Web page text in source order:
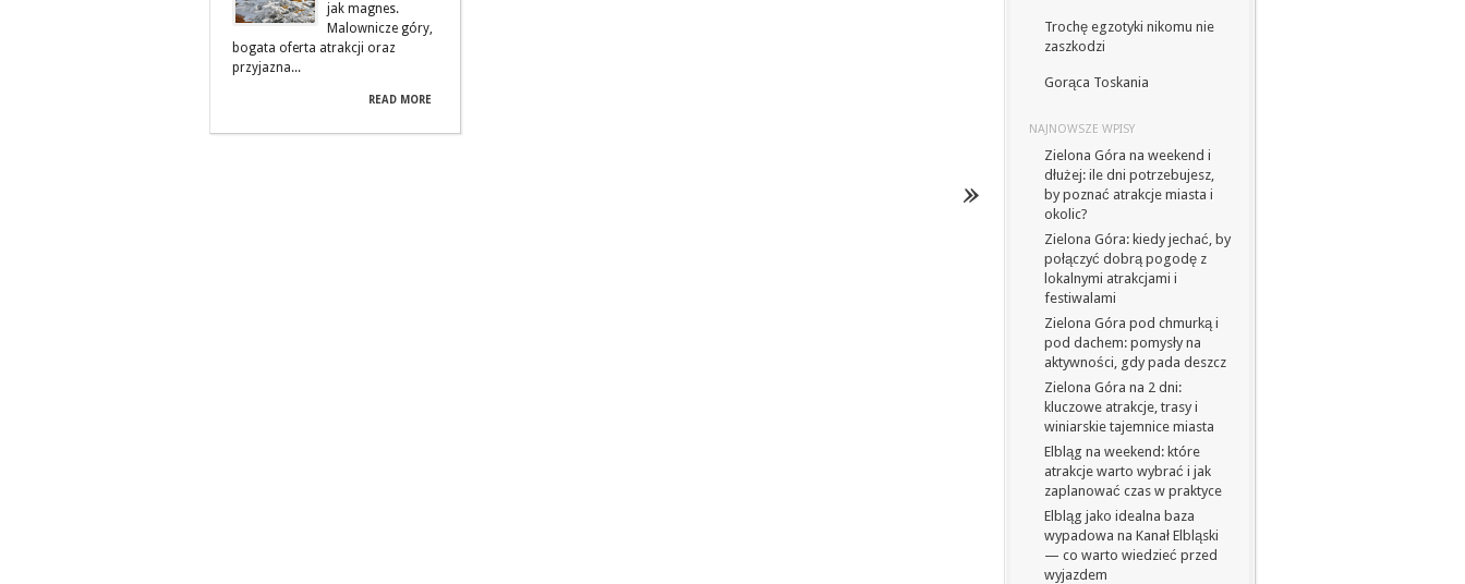
jak magnes.
Malownicze góry,
bogata oferta atrakcji oraz
przyjazna...
READ MORE
Trochę egzotyki nikomu nie
zaszkodzi
Gorąca Toskania
NAJNOWSZE WPISY
Zielona Góra na weekend i
dłużej: ile dni potrzebujesz,
by poznać atrakcje miasta i
okolic?
Zielona Góra: kiedy jechać, by
połączyć dobrą pogodę z
lokalnymi atrakcjami i
festiwalami
Zielona Góra pod chmurką i
pod dachem: pomysły na
aktywności, gdy pada deszcz
Zielona Góra na 2 dni:
kluczowe atrakcje, trasy i
winiarskie tajemnice miasta
Elbląg na weekend: które
atrakcje warto wybrać i jak
zaplanować czas w praktyce
Elbląg jako idealna baza
wypadowa na Kanał Elbląski
— co warto wiedzieć przed
wyjazdem